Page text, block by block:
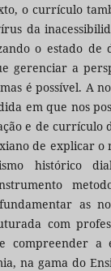
o currículo
da
o estado de
gerenciar a
é possível. A
em que nos
e de currículo
de explicar o
histórico
as
com
compreender a
na gama do